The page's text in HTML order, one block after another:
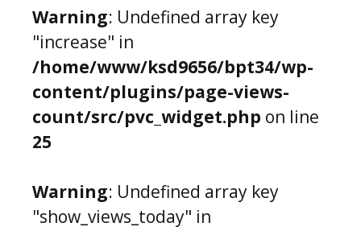
Warning: Undefined array key
"increase" in
/home/www/ksd9656/bpt34/wp-
content/plugins/page-views-
count/src/pvc_widget.php on line
25
Warning: Undefined array key
"show_views_today" in